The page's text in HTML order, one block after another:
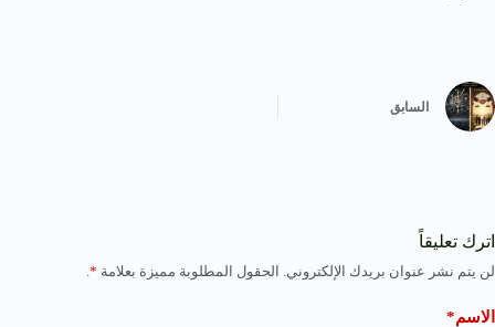
السابق
اترك تعليقاً
لن يتم نشر عنوان بريدك الإلكتروني. الحقول المطلوبة مميزة بعلامة *
الاسم*